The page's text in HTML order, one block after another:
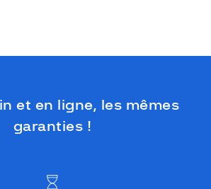
et en ligne, les mêmes
garanties !